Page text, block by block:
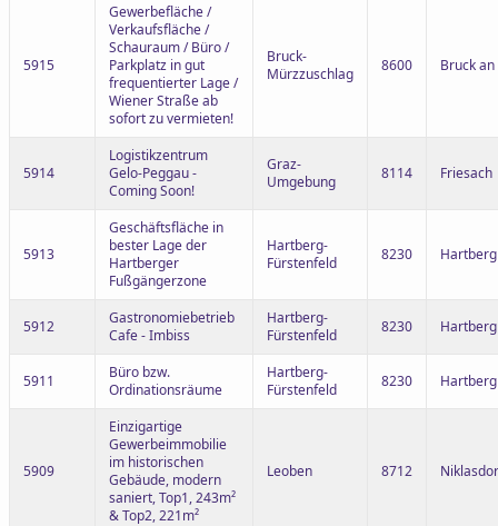
5915
Gewerbefläche /
Verkaufsfläche /
Schauraum / Büro /
Parkplatz in gut
frequentierter Lage /
Wiener Straße ab
sofort zu vermieten!
Bruck-
Mürzzuschlag
8600 Bruck
5914
Logistikzentrum
Gelo-Peggau -
Coming Soon!
Graz-
Umgebung
8114 Friesach
5913
Geschäftsfläche in
bester Lage der
Hartberger
Fußgängerzone
Hartberg-
Fürstenfeld
8230 Hartberg
5912
Gastronomiebetrieb
Cafe - Imbiss
Hartberg-
Fürstenfeld
8230 Hartberg
5911
Büro bzw.
Ordinationsräume
Hartberg-
Fürstenfeld
8230 Hartberg
5909
Einzigartige
Gewerbeimmobilie
im historischen
Gebäude, modern
saniert, Top1, 243m²
& Top2, 221m²
Leoben 8712